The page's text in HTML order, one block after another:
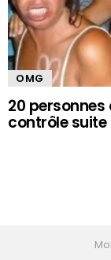
OMG
20
contrôle suite